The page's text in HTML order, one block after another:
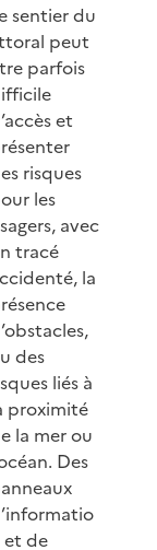
sentier du
peut
parfois
et
risques
les
avec
tracé
la
des
liés à
proximité
la mer ou
Des
et de